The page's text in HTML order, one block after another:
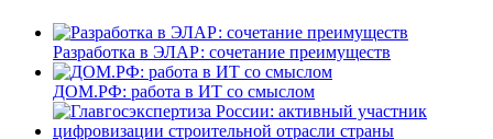
Разработка в ЭЛАР: сочетание преимуществ
ДОМ.РФ: работа в ИТ со смыслом